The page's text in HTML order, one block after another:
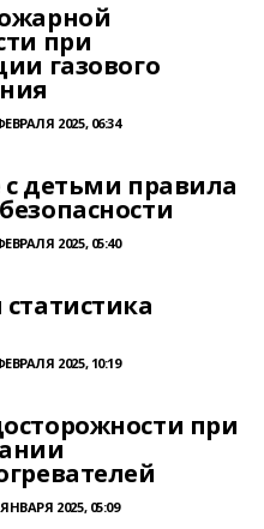
при
газового
2025, 06:34
с детьми правила
2025, 05:40
2025, 10:19
при
2025, 05:09